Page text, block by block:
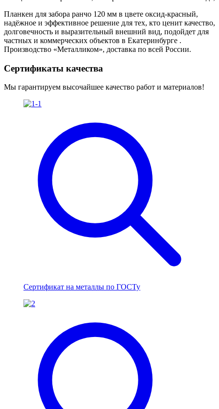
Планкен для забора ранчо 120 мм в цвете оксид-красный,
надёжное и эффективное решение для тех, кто ценит качество,
долговечность и выразительный внешний вид, подойдет для
частных и коммерческих объектов в Екатеринбурге .
Производство «Металликом», доставка по всей России.
Сертификаты качества
Мы гарантируем высочайшее качество работ и материалов!
Сертификат на металлы по ГОСТу